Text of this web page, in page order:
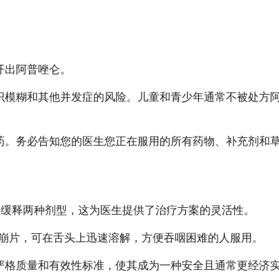
阿普唑仑。
糊和其他并发症的风险。儿童和青少年通常不被处方
务必告知您的医生您正在服用的所有药物、补充剂和草
释两种剂型，这为医生提供了治疗方案的灵活性。
，可在舌头上迅速溶解，方便吞咽困难的人服用。
质量和有效性标准，使其成为一种安全且通常更经济实